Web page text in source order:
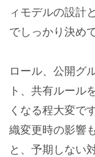
ィモデルの設計
でしっかり決め
ロール、公開グ
ト、共有ルール
くなる程大変で
織変更時の影響
と、予期しない